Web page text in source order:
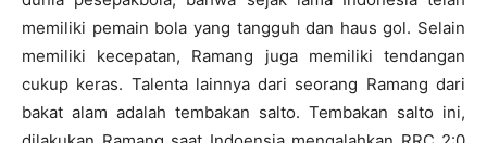
memiliki pemain bola yang tangguh dan haus gol. Selain
memiliki kecepatan, Ramang juga memiliki tendangan
cukup keras. Talenta lainnya dari seorang Ramang dari
bakat alam adalah tembakan salto. Tembakan salto ini,